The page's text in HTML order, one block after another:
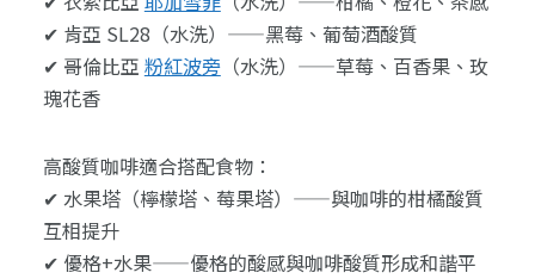
✔ 肯亞 SL28（水洗）——黑莓、葡萄酒酸質
✔ 哥倫比亞 粉紅波旁（水洗）——草莓、百香果、玫
瑰花香
高酸質咖啡適合搭配食物：
✔ 水果塔（檸檬塔、莓果塔）——與咖啡的柑橘酸質
互相提升
✔ 優格+水果——優格的酸感與咖啡酸質形成和諧平